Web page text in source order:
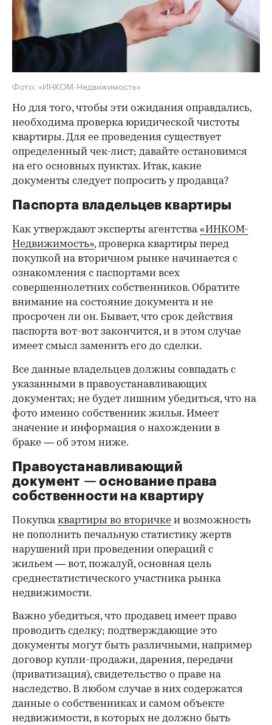
Фото: «ИНКОМ-Недвижимость»
Но для того, чтобы эти ожидания оправдались,
необходима проверка юридической чистоты
квартиры. Для ее проведения существует
определенный чек-лист; давайте остановимся
на его основных пунктах. Итак, какие
документы следует попросить у продавца?
Паспорта владельцев квартиры
Как утверждают эксперты агентства«ИНКОМ-
Недвижимость», проверка квартиры перед
покупкой на вторичном рынке начинается с
ознакомления с паспортами всех
совершеннолетних собственников. Обратите
внимание на состояние документа и не
просрочен ли он. Бывает, что срок действия
паспорта вот-вот закончится, и в этом случае
имеет смысл заменить его до сделки.
00:00 / 00:00
Все данные владельцев должны совпадать с
указанными в правоустанавливающих
документах; не будет лишним убедиться, что на
фото именно собственник жилья. Имеет
значение и информация о нахождении в
браке — об этом ниже.
Правоустанавливающий
документ — основание права
собственности на квартиру
Покупкаквартиры во вторичке и возможность
не пополнить печальную статистику жертв
нарушений при проведении операций с
жильем — вот, пожалуй, основная цель
среднестатистического участника рынка
недвижимости.
Важно убедиться, что продавец имеет право
проводить сделку; подтверждающие это
документы могут быть различными, например
договор купли-продажи, дарения, передачи
(приватизация), свидетельство о праве на
наследство. В любом случае в них содержатся
данные о собственниках и самом объекте
недвижимости, в которых не должно быть